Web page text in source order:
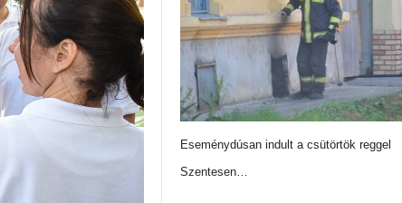
Eseménydúsan indult a csütörtök reggel
Szentesen…